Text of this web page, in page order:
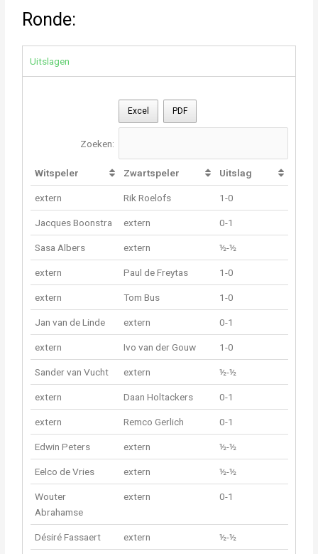
Ronde:
Uitslagen
Excel PDF
Zoeken:
Witspeler Zwartspeler Uitslag
extern Rik Roelofs 1-0
Jacques Boonstra extern 0-1
Sasa Albers extern ½-½
extern Paul de Freytas 1-0
extern Tom Bus 1-0
Jan van de Linde extern 0-1
extern Ivo van der Gouw 1-0
Sander van Vucht extern ½-½
extern Daan Holtackers 0-1
extern Remco Gerlich 0-1
Edwin Peters extern ½-½
Eelco de Vries extern ½-½
Wouter
Abrahamse
extern 0-1
Désiré Fassaert extern ½-½